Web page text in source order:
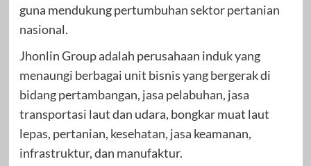
guna mendukung pertumbuhan sektor pertanian
nasional.
Jhonlin Group adalah perusahaan induk yang
menaungi berbagai unit bisnis yang bergerak di
bidang pertambangan, jasa pelabuhan, jasa
transportasi laut dan udara, bongkar muat laut
lepas, pertanian, kesehatan, jasa keamanan,
infrastruktur, dan manufaktur.